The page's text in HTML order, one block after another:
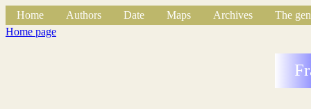
Home Authors Date Maps Archives
The
Home page